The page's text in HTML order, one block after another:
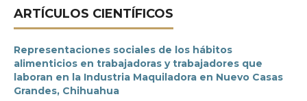
ARTÍ­CULOS CIENTÍFICOS
Representaciones sociales de los hábitos
alimenticios en trabajadoras y trabajadores que
laboran en la Industria Maquiladora en Nuevo Casas
Grandes, Chihuahua